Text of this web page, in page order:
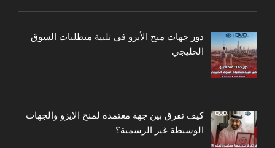
دور جهات منح الأيزو في تلبية متطلبات السوق
الخليجي
كيف تفرق بين جهة معتمدة لمنح الايزو والجهات
الوسيطة غير الرسمية؟